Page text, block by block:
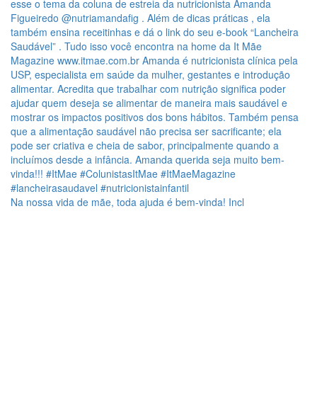
Na nossa vida de mãe, toda ajuda é bem-vinda! Incl